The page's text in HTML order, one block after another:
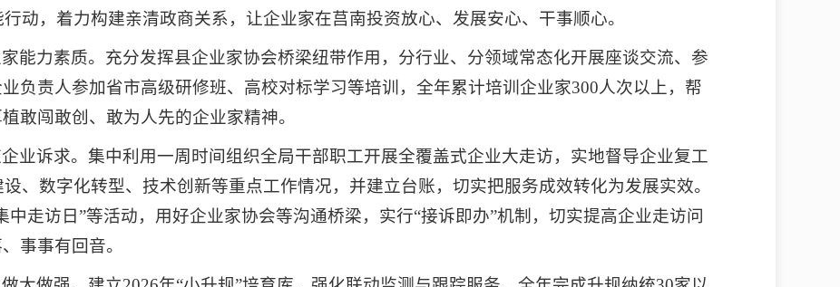
动，着力构建亲清政商关系，让企业家在莒南投资放心、发展安心、干事顺心。
能力素质。充分发挥县企业家协会桥梁纽带作用，分行业、分领域常态化开展座谈交流、参
负责人参加省市高级研修班、高校对标学习等培训，全年累计培训企业家300人次以上，帮
敢闯敢创、敢为人先的企业家精神。
业诉求。集中利用一周时间组织全局干部职工开展全覆盖式企业大走访，实地督导企业复工
、数字化转型、技术创新等重点工作情况，并建立台账，切实把服务成效转化为发展实效。
中走访日”等活动，用好企业家协会等沟通桥梁，实行“接诉即办”机制，切实提高企业走访问
事事有回音。